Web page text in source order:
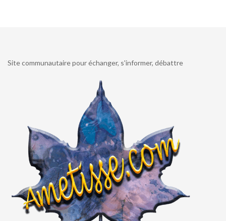
Site communautaire pour échanger, s'informer, débattre